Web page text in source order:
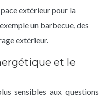
extérieur pour la
un barbecue, des
extérieur.
et le
sensibles aux questions